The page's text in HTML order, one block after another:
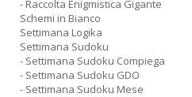
- Raccolta Enigmistica Gigante
Schemi in Bianco
Settimana Logika
Settimana Sudoku
- Settimana Sudoku Compiega
- Settimana Sudoku GDO
- Settimana Sudoku Mese